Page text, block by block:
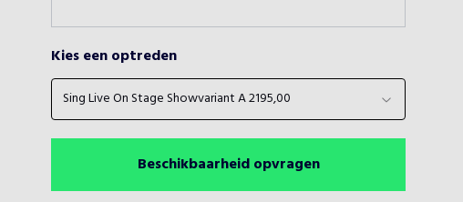
Kies een optreden
Sing Live On Stage Showvariant A 2195,00
Beschikbaarheid opvragen